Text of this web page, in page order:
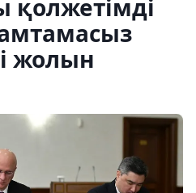
қолжетімді
жолын